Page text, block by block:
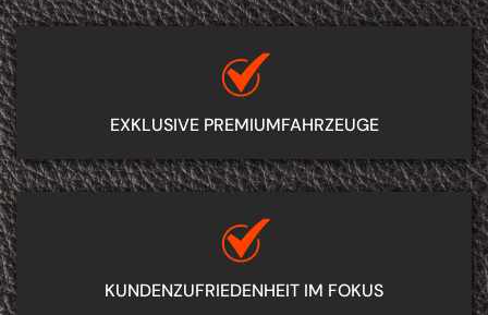
EXKLUSIVE PREMIUMFAHRZEUGE
KUNDEN­ZUFRIEDENHEIT IM FOKUS